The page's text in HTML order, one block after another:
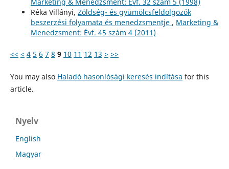
Réka Villányi, Zöldség- és gyümölcsfeldolgozók
beszerzési folyamata és menedzsmentje , Marketing &
Menedzsment: Évf. 45 szám 4 (2011)
<< < 4 5 6 7 8 9 10 11 12 13 > >>
You may also Haladó hasonlósági keresés indítása for this
article.
Nyelv
English
Magyar